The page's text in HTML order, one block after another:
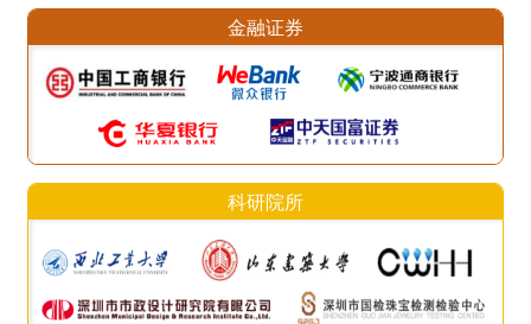
金融证券
科研院所